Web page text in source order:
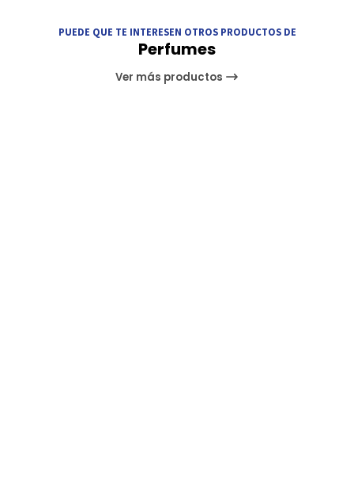
PUEDE QUE TE INTERESEN OTROS PRODUCTOS DE
Perfumes
Ver más productos